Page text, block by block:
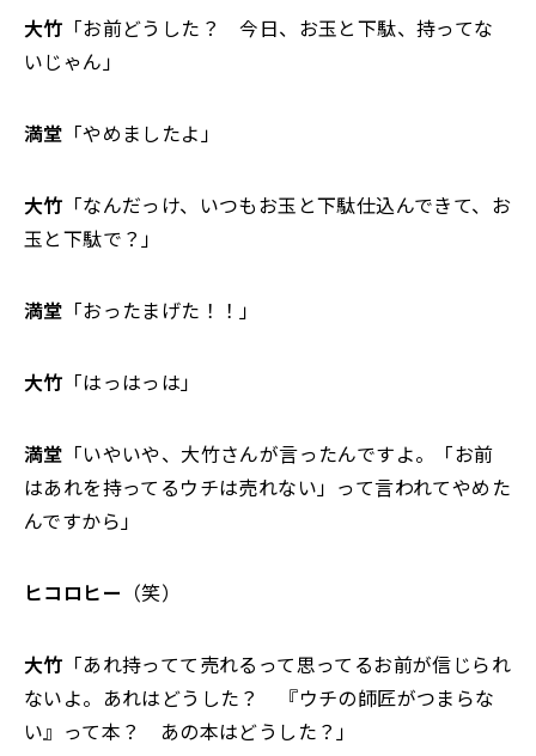
大竹 「お前どうした？ 今日、お玉と下駄、持ってな
いじゃん」
満堂 「やめましたよ」
大竹 「なんだっけ、いつもお玉と下駄仕込んできて、お
玉と下駄で？」
満堂 「おったまげた！！」
大竹 「はっはっは」
満堂 「いやいや、大竹さんが言ったんですよ。「お前
はあれを持ってるウチは売れない」って言われてやめた
んですから」
ヒコロヒー （笑）
大竹 「あれ持ってて売れるって思ってるお前が信じられ
ないよ。あれはどうした？ 『ウチの師匠がつまらな
い』って本？ あの本はどうした？」